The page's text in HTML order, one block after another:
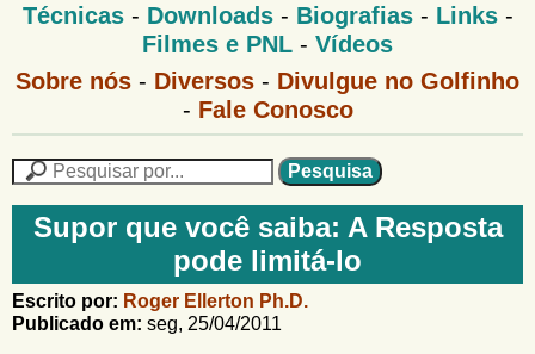
f
i
n
h
uM
e
P
Técnicas- Downloads- Biografias- Links-
Filmes e PNL - Vídeos
G
n
e
n
u
Sobre nós - Diversos - Divulgue no Golfinho
- Fale Conosco
F
m
e
i
s
a
Supor que você saiba: A Resposta
pode limitá-lo
Escrito por: Roger Ellerton Ph.D.
Publicado em: seg, 25/04/2011